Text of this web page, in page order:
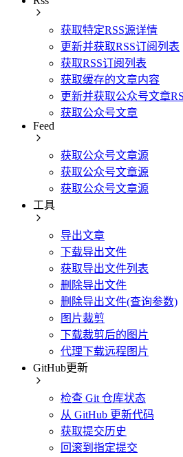
获取特定RSS源详情
更新并获取RSS订阅列表
获取RSS订阅列表
获取缓存的文章内容
更新并获取公众号文章
获取公众号文章
Feed
获取公众号文章源
获取公众号文章源
获取公众号文章源
工具
导出文章
下载导出文件
获取导出文件列表
删除导出文件
删除导出文件(查询参数)
图片裁剪
下载裁剪后的图片
代理下载远程图片
GitHub更新
检查 Git 仓库状态
从 GitHub 更新代码
获取提交历史
回滚到指定提交